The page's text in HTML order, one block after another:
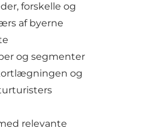
forskelle og
af byerne
og segmenter
og
relevante